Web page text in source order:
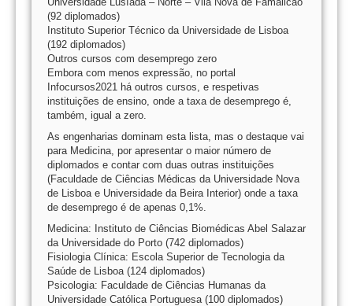
(92 diplomados)
Instituto Superior Técnico da Universidade de Lisboa
(192 diplomados)
Outros cursos com desemprego zero
Embora com menos expressão, no portal
Infocursos2021 há outros cursos, e respetivas
instituições de ensino, onde a taxa de desemprego é,
também, igual a zero.
As engenharias dominam esta lista, mas o destaque vai
para Medicina, por apresentar o maior número de
diplomados e contar com duas outras instituições
(Faculdade de Ciências Médicas da Universidade Nova
de Lisboa e Universidade da Beira Interior) onde a taxa
de desemprego é de apenas 0,1%.
Medicina: Instituto de Ciências Biomédicas Abel Salazar
da Universidade do Porto (742 diplomados)
Fisiologia Clínica: Escola Superior de Tecnologia da
Saúde de Lisboa (124 diplomados)
Psicologia: Faculdade de Ciências Humanas da
Universidade Católica Portuguesa (100 diplomados)